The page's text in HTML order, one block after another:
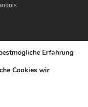
252, 6763 Zürs am
Erfahrung
Cookies wir